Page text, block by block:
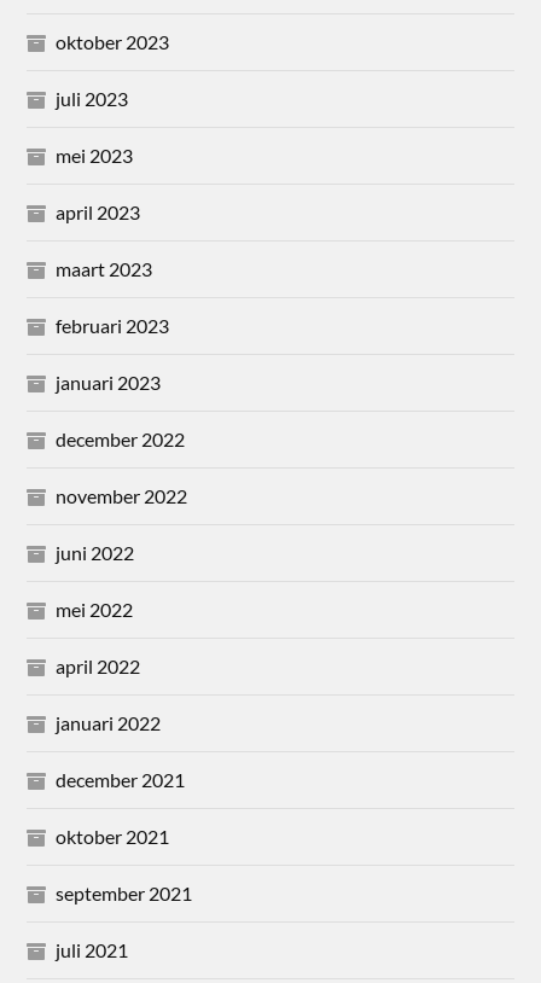
oktober 2023
juli 2023
mei 2023
april 2023
maart 2023
februari 2023
januari 2023
december 2022
november 2022
juni 2022
mei 2022
april 2022
januari 2022
december 2021
oktober 2021
september 2021
juli 2021